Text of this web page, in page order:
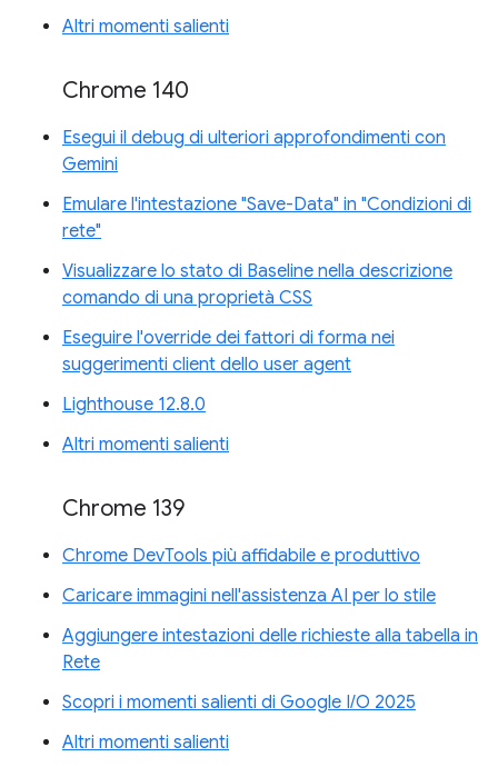
Altri momenti salienti
Chrome 140
Esegui il debug di ulteriori approfondimenti con
Gemini
Emulare l'intestazione "Save-Data" in "Condizioni di
rete"
Visualizzare lo stato di Baseline nella descrizione
comando di una proprietà CSS
Eseguire l'override dei fattori di forma nei
suggerimenti client dello user agent
Lighthouse 12.8.0
Altri momenti salienti
Chrome 139
Chrome DevTools più affidabile e produttivo
Caricare immagini nell'assistenza AI per lo stile
Aggiungere intestazioni delle richieste alla tabella in
Rete
Scopri i momenti salienti di Google I/O 2025
Altri momenti salienti